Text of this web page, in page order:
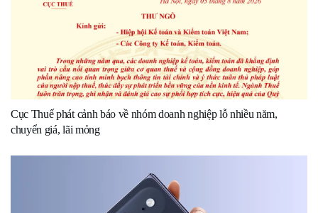
Cục Thuế phát cảnh báo về nhóm doanh nghiệp lỗ nhiều năm,
chuyển giá, lãi mỏng